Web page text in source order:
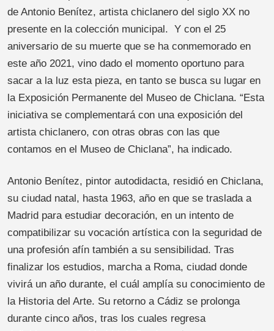
de Antonio Benítez, artista chiclanero del siglo XX no
presente en la colección municipal. Y con el 25
aniversario de su muerte que se ha conmemorado en
este año 2021, vino dado el momento oportuno para
sacar a la luz esta pieza, en tanto se busca su lugar en
la Exposición Permanente del Museo de Chiclana. “Esta
iniciativa se complementará con una exposición del
artista chiclanero, con otras obras con las que
contamos en el Museo de Chiclana”, ha indicado.
Antonio Benítez, pintor autodidacta, residió en Chiclana,
su ciudad natal, hasta 1963, año en que se traslada a
Madrid para estudiar decoración, en un intento de
compatibilizar su vocación artística con la seguridad de
una profesión afín también a su sensibilidad. Tras
finalizar los estudios, marcha a Roma, ciudad donde
vivirá un año durante, el cuál amplía su conocimiento de
la Historia del Arte. Su retorno a Cádiz se prolonga
durante cinco años, tras los cuales regresa